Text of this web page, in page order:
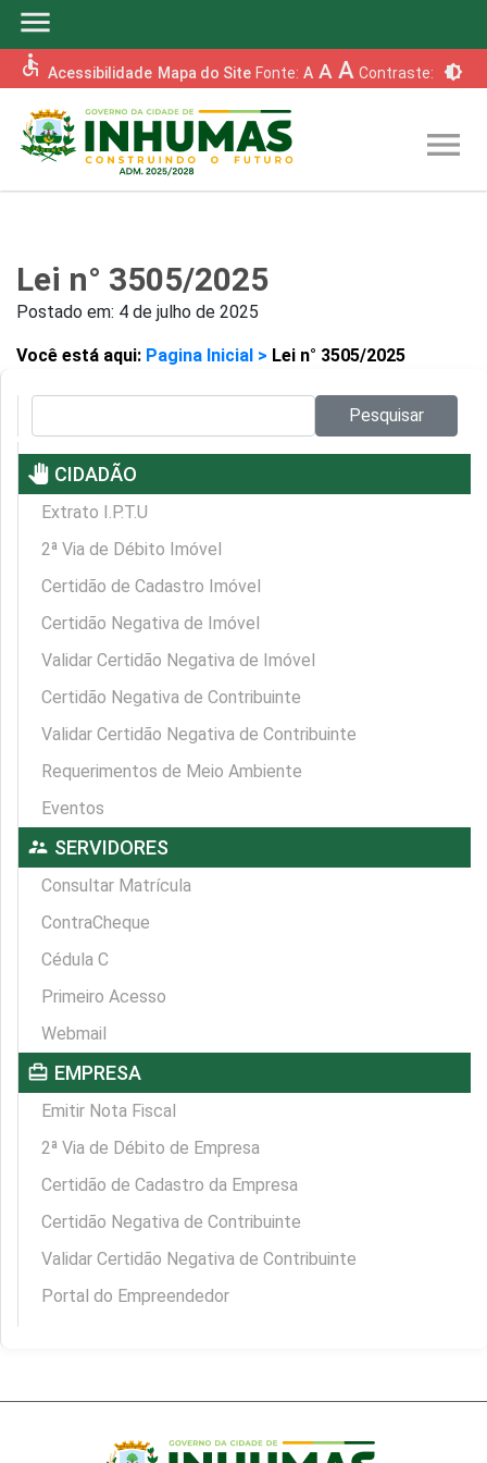
menu
accessible Acessibilidade Mapa do Site Fonte: A A A Contraste: brightness_6
menu
Lei n° 3505/2025
Postado em: 4 de julho de 2025
Você está aqui: Pagina Inicial > Lei n° 3505/2025
Pesquisar
pan_tool CIDADÃO
Extrato I.P.T.U
2ª Via de Débito Imóvel
Certidão de Cadastro Imóvel
Certidão Negativa de Imóvel
Validar Certidão Negativa de Imóvel
Certidão Negativa de Contribuinte
Validar Certidão Negativa de Contribuinte
Requerimentos de Meio Ambiente
Eventos
supervisor_account SERVIDORES
Consultar Matrícula
ContraCheque
Cédula C
Primeiro Acesso
Webmail
card_travel EMPRESA
Emitir Nota Fiscal
2ª Via de Débito de Empresa
Certidão de Cadastro da Empresa
Certidão Negativa de Contribuinte
Validar Certidão Negativa de Contribuinte
Portal do Empreendedor